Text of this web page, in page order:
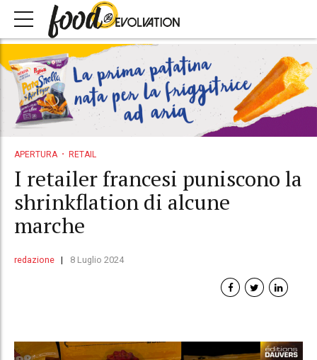
APERTURA RETAIL
I retailer francesi puniscono la
shrinkflation di alcune
marche
redazione 8 Luglio 2024